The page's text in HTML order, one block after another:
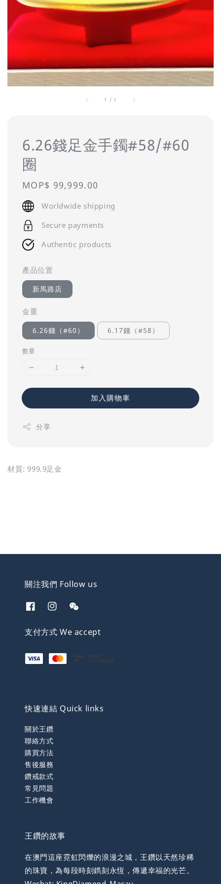
1 / 1
6.26錢足金手鐲#58/#60
圈
Regular
price
MOP$ 99,999.00
Worldwide shipping
Secure payments
Authentic products
產品位置
新馬路店
金重
6.26錢（#60） 6.17錢（#58）
數量
加入購物車
分享
材質: 999.9足金
關注我們 Follow us
支付方式 We accept
快速連結 Quick links
關於王鑽
聯絡方式
購買方法
售後服務
鑽戒款式
常見問題
工作機會
王鑽的故事
在澳門這座霓虹閃爍的浪漫之城，王鑽以天然珍稀
的珠寶，為每段時刻鐫刻永恆，傳遞幸福的光芒。